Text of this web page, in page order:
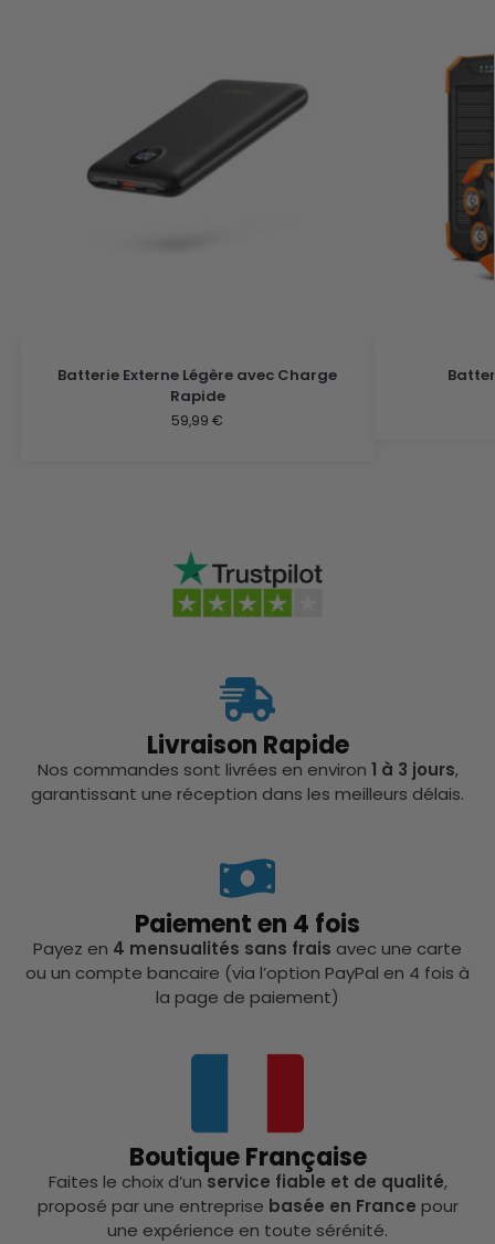
Batterie Externe Légère avec Charge
Rapide
59,99€
Livraison Rapide
Nos commandes sont livrées en environ 1 à 3 jours,
garantissant une réception dans les meilleurs délais.
Paiement en 4 fois
Payez en 4 mensualités sans frais avec une carte
ou un compte bancaire (via l’option PayPal en 4 fois à
la page de paiement)
Boutique Française
Faites le choix d’un service fiable et de qualité,
proposé par une entreprise basée en France pour
une expérience en toute sérénité.